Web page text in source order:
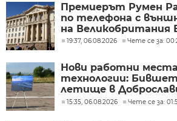
Премиерът Румен
по телефона с
на Великобритания
19:37, 06.08.2026 Чете се за:
Нови работни
технологии:
летище в
в голям космически
15:35, 06.08.2026 Чете се за: